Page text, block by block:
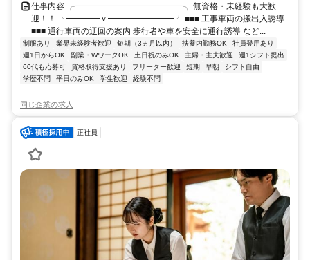
仕事内容 ╭━━━━━━━━━━━━━╮ 無資格・未経験も大歓
迎！！ ╰━━━━ｖ━━━━━━━━╯ ■■■ 工事車両の搬出入誘導
■■■ 通行車両の迂回の案内 歩行者や車を安全に通行誘導 など...
制服あり 業界未経験者歓迎 短期（3ヵ月以内） 扶養内勤務OK
社員登用あり
週1日からOK
副業・WワークOK 土日祝のみOK 主婦・主夫歓迎
週1シフト提出
60代も応募可
資格取得支援あり フリーター歓迎 短期 早朝
シフト自由
学歴不問
平日のみOK 学生歓迎 経験不問
同じ企業の求人
正社員